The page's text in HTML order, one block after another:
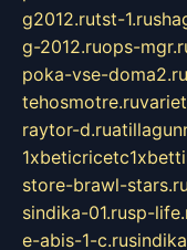
g2012.rutst-1.ru
g-2012.ruops-
poka-vse-doma2.ru
tehosmotre.ru
raytor-d.ru
store-brawl-stars.ru
sindika-01.rusp-
e-abis-1-c.ru